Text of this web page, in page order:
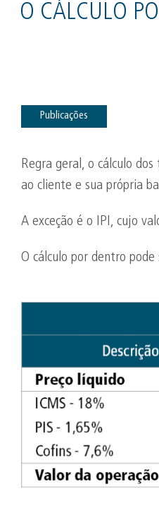
O CÁLCULO
Publicações
Regra geral, o cálculo
ao cliente e sua própria
A exceção é o IPI, cujo
O cálculo por dentro